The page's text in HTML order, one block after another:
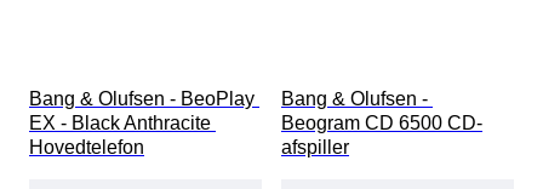
Bang & Olufsen - BeoPlay
EX - Black Anthracite
Hovedtelefon
Bang & Olufsen -
Beogram CD 6500 CD-
afspiller